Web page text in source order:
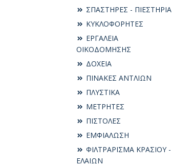
ΣΠΑΣΤΗΡΕΣ - ΠΙΕΣΤΗΡΙΑ
ΚΥΚΛΟΦΟΡΗΤΕΣ
ΕΡΓΑΛΕΙΑ
ΟΙΚΟΔΟΜΗΣΗΣ
ΔΟΧΕΙΑ
ΠΙΝΑΚΕΣ ΑΝΤΛΙΩΝ
ΠΛΥΣΤΙΚΑ
ΜΕΤΡΗΤΕΣ
ΠΙΣΤΟΛΕΣ
ΕΜΦΙΑΛΩΣΗ
ΦΙΛΤΡΑΡΙΣΜΑ ΚΡΑΣΙΟΥ -
ΕΛΑΙΩΝ